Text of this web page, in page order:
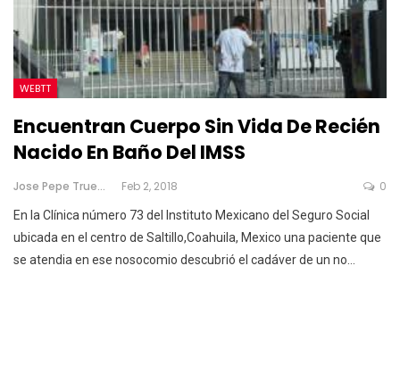
WEBTT
Encuentran Cuerpo Sin Vida De Recién
Nacido En Baño Del IMSS
Jose Pepe Trueno Feb 2, 2018 0
En la Clínica número 73 del Instituto Mexicano del Seguro Social
ubicada en el centro de Saltillo,Coahuila, Mexico una paciente que
se atendia en ese nosocomio descubrió el cadáver de un no…